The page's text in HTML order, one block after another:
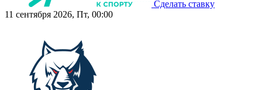
Сделать ставку
11 сентября 2026, Пт, 00:00